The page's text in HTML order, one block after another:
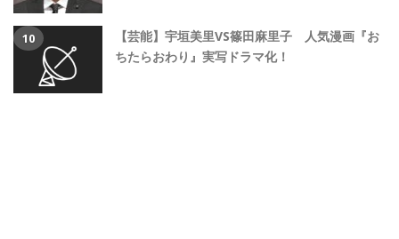
【芸能】宇垣美里VS篠田麻里子 人気漫画『お
ちたらおわり』実写ドラマ化！